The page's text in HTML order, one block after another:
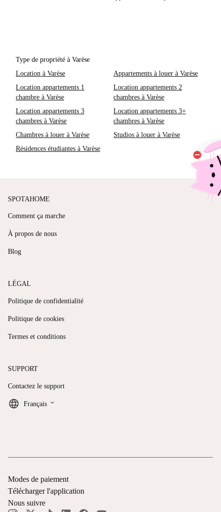
Type de propriété à Varèse
Location à Varèse
Appartements à louer à Varèse
Location appartements 1
chambre à Varèse
Location appartements 2
chambres à Varèse
Location appartements 3
chambres à Varèse
Location appartements 3+
chambres à Varèse
Chambres à louer à Varèse
Studios à louer à Varèse
Résidences étudiantes à Varèse
SPOTAHOME
Comment ça marche
À propos de nous
Blog
LÉGAL
Politique de confidentialité
Politique de cookies
Termes et conditions
SUPPORT
Contactez le support
Français keyboard_arrow_down
Modes de paiement
Télécharger l'application
Nous suivre